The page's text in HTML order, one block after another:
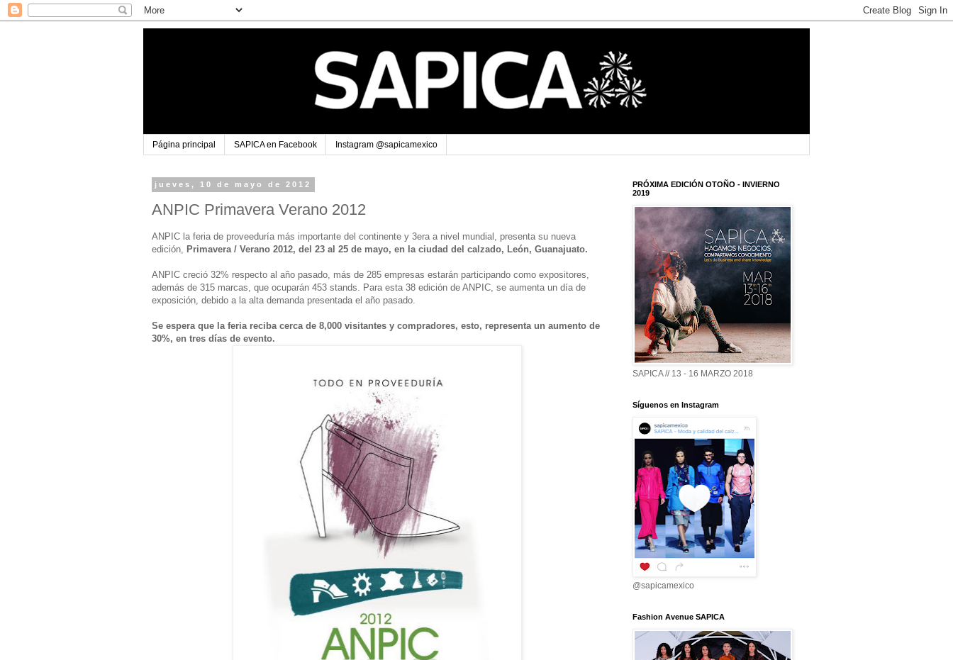
Página principal SAPICA en Facebook Instagram @sapicamexico
jueves, 10 de mayo de 2012
ANPIC Primavera Verano 2012
ANPIC la feria de proveeduría más importante del continente y 3era a nivel mundial, presenta su nueva
edición, Primavera / Verano 2012, del 23 al 25 de mayo, en la ciudad del calzado, León, Guanajuato.
ANPIC creció 32% respecto al año pasado, más de 285 empresas estarán participando como expositores,
además de 315 marcas, que ocuparán 453 stands. Para esta 38 edición de ANPIC, se aumenta un día de
exposición, debido a la alta demanda presentada el año pasado.
Se espera que la feria reciba cerca de 8,000 visitantes y compradores, esto, representa un aumento de
30%, en tres días de evento.
PRÓXIMA EDICIÓN OTOÑO - INVIERNO
2019
SAPICA // 13 - 16 MARZO 2018
Síguenos en Instagram
@sapicamexico
Fashion Avenue SAPICA